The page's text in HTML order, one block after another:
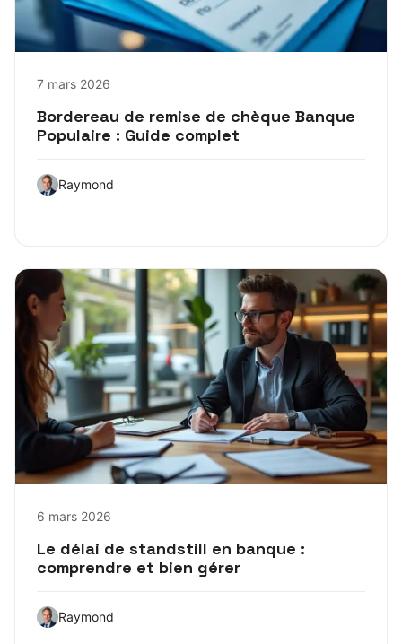
7 mars 2026
Bordereau de remise de chèque Banque
Populaire : Guide complet
Raymond
6 mars 2026
Le délai de standstill en banque :
comprendre et bien gérer
Raymond